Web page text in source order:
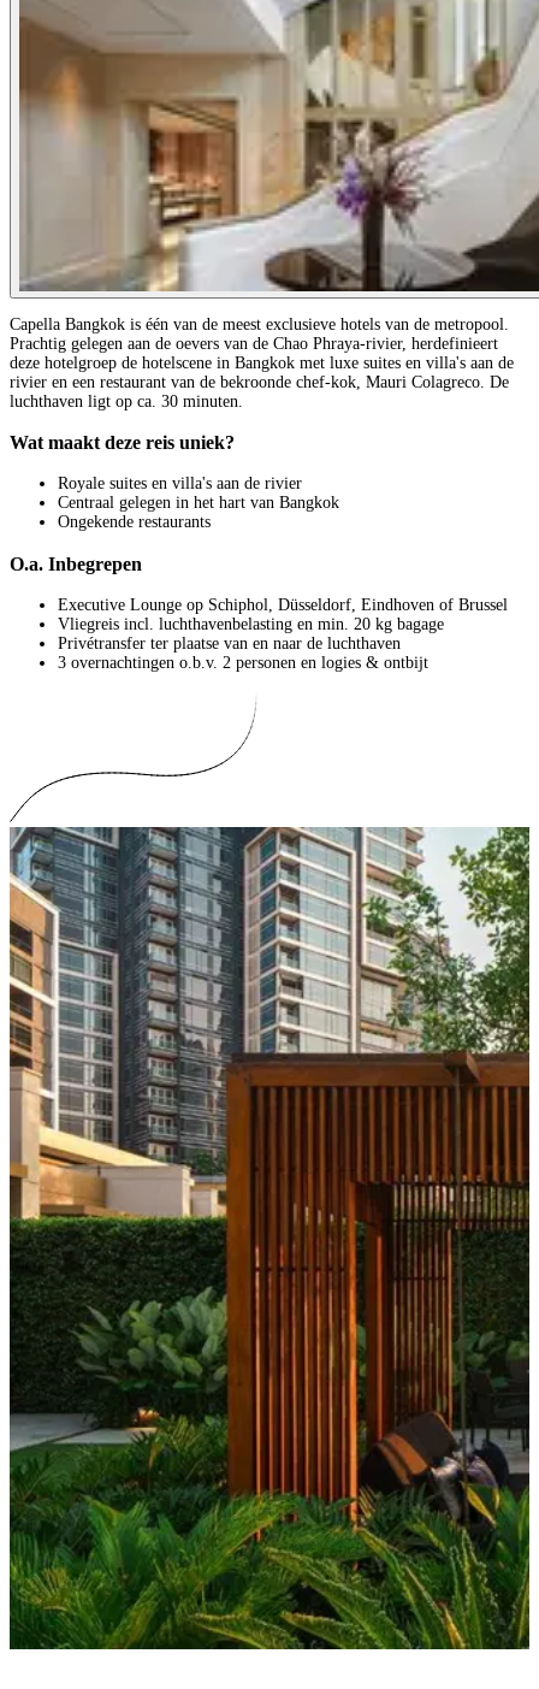
Capella Bangkok is één van de meest exclusieve hotels van de metropool.
Prachtig gelegen aan de oevers van de Chao Phraya-rivier, herdefinieert
deze hotelgroep de hotelscene in Bangkok met luxe suites en villa's aan de
rivier en een restaurant van de bekroonde chef-kok, Mauri Colagreco. De
luchthaven ligt op ca. 30 minuten.
Wat maakt deze reis uniek?
Royale suites en villa's aan de rivier
Centraal gelegen in het hart van Bangkok
Ongekende restaurants
O.a. Inbegrepen
Executive Lounge op Schiphol, Düsseldorf, Eindhoven of Brussel
Vliegreis incl. luchthavenbelasting en min. 20 kg bagage
Privétransfer ter plaatse van en naar de luchthaven
3 overnachtingen o.b.v. 2 personen en logies & ontbijt